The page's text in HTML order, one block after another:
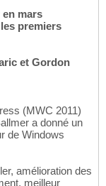
mars
premiers
et Gordon
(MWC 2011)
a donné un
de Windows
amélioration des
meilleur